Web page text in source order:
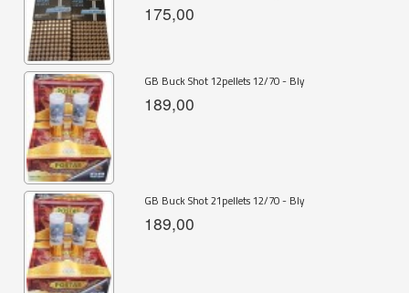
175,00
GB Buck Shot 12pellets 12/70 - Bly
189,00
GB Buck Shot 21pellets 12/70 - Bly
189,00